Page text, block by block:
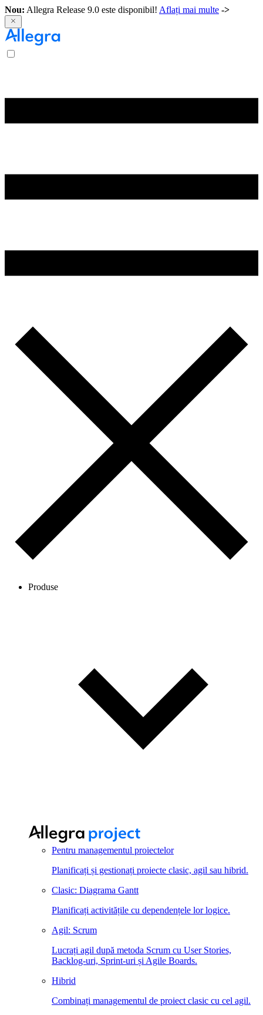
Nou: Allegra Release 9.0 este disponibil! Aflați mai multe ->
Produse
Pentru managementul proiectelor
Planificați și gestionați proiecte clasic, agil sau hibrid.
Clasic: Diagrama Gantt
Planificați activitățile cu dependențele lor logice.
Agil: Scrum
Lucrați agil după metoda Scrum cu User Stories,
Backlog-uri, Sprint-uri și Agile Boards.
Hibrid
Combinați managementul de proiect clasic cu cel agil.